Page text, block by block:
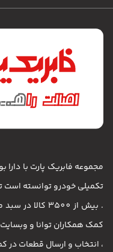
مجموعه فابریک پارت با
تکمیلی خودرو توانسته
. بیش از 3500
کمک همکاران توانا و
، انتخاب و ارسال قطعات